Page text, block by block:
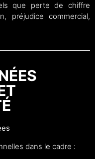
que perte de chiffre
préjudice commercial,
dans le cadre :